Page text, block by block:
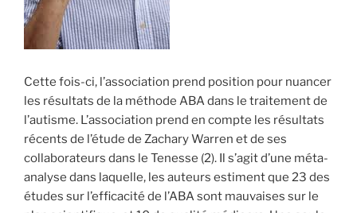
Cette fois-ci, l’association prend position pour nuancer
les résultats de la méthode ABA dans le traitement de
l’autisme. L’association prend en compte les résultats
récents de l’étude de Zachary Warren et de ses
collaborateurs dans le Tenesse (2). Il s’agit d’une méta-
analyse dans laquelle, les auteurs estiment que 23 des
études sur l’efficacité de l’ABA sont mauvaises sur le